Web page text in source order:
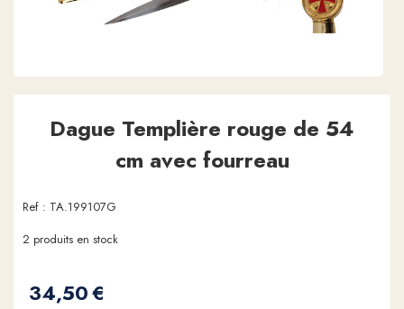
Dague Templière rouge de 54
cm avec fourreau
Ref : TA.199107G
34,50€
2 produits en stock